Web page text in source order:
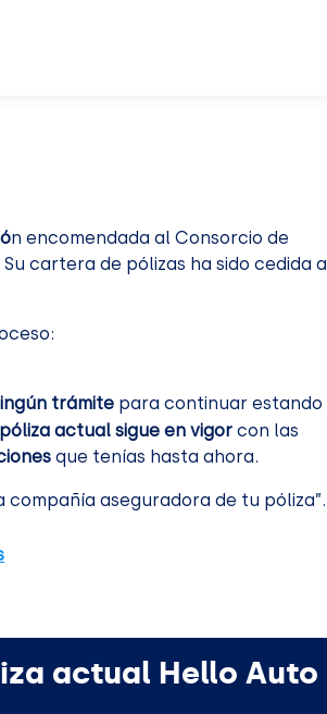
n encomendada al Consorcio de
cartera de pólizas ha sido cedida a
trámite para continuar estando
actual sigue en vigor con las
que tenías hasta ahora.
compañía aseguradora de tu póliza”.
actual Hello Auto